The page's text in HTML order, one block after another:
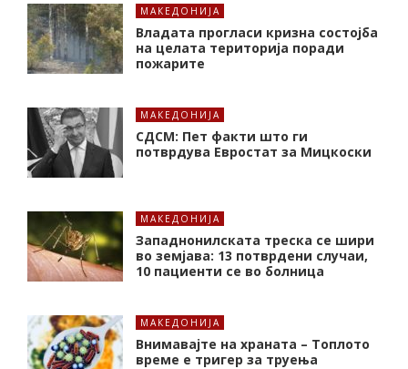
МАКЕДОНИЈА
Владата прогласи кризна состојба
на целата територија поради
пожарите
МАКЕДОНИЈА
СДСМ: Пет факти што ги
потврдува Евростат за Мицкоски
МАКЕДОНИЈА
Западнонилската треска се шири
во земјава: 13 потврдени случаи,
10 пациенти се во болница
МАКЕДОНИЈА
Внимавајте на храната – Топлото
време е тригер за труења